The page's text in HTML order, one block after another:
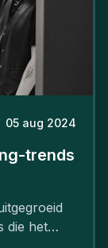
05 aug 2024
trends
die het